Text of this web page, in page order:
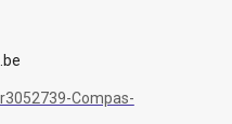
Compas-